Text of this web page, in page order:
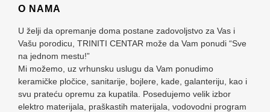
O NAMA
U želji da opremanje doma postane zadovoljstvo za Vas i
Vašu porodicu, TRINITI CENTAR može da Vam ponudi “Sve
na jednom mestu!”
Mi možemo, uz vrhunsku uslugu da Vam ponudimo
keramičke pločice, sanitarije, bojlere, kade, galanteriju, kao i
svu prateću opremu za kupatila. Posedujemo velik izbor
elektro materijala, praškastih materijala, vodovodni program